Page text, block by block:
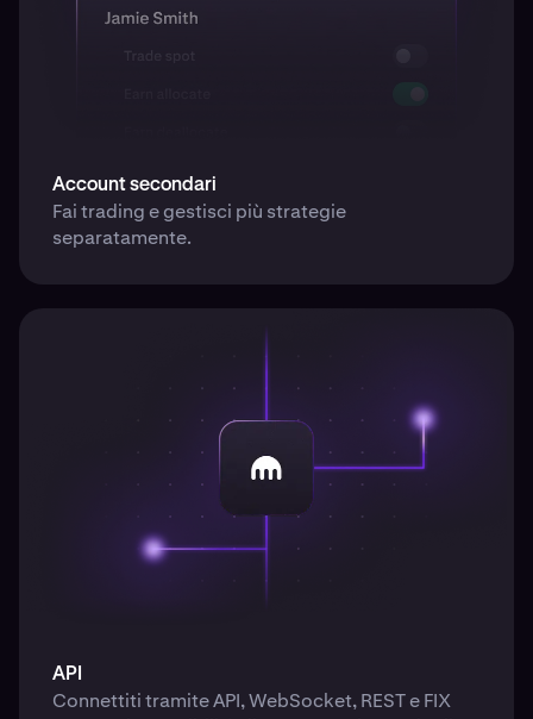
Account secondari
Fai trading e gestisci più strategie
separatamente.
API
Connettiti tramite API, WebSocket, REST e FIX